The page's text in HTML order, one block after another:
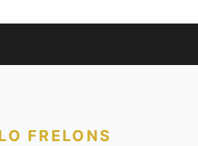
FRELONS